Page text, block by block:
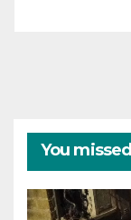
You missed